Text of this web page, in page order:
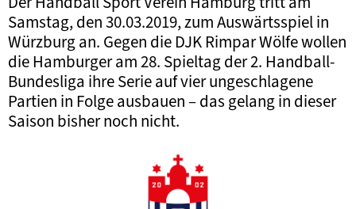
Samstag, den 30.03.2019, zum Auswärtsspiel in
Würzburg an. Gegen die DJK Rimpar Wölfe wollen
die Hamburger am 28. Spieltag der 2. Handball-
Bundesliga ihre Serie auf vier ungeschlagene
Partien in Folge ausbauen – das gelang in dieser
Saison bisher noch nicht.